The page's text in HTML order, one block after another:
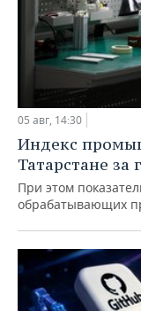
05 авг, 14:30
Индекс
Татарстане за
При этом
обрабатывающих